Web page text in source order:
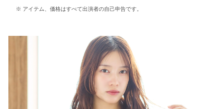
アイテム、価格はすべて出演者の自己申告です。